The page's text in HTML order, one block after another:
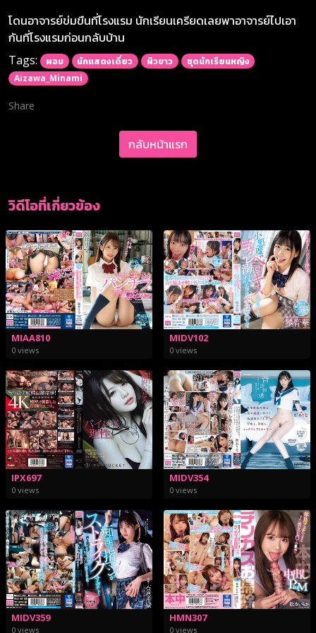
โดนอาจารย์ข่มขืนที่โรงแรม นักเรียนเครียดเลยพาอาจารย์ไปเอา
กันที่โรงแรมก่อนกลับบ้าน
Tags:
ผอม นักแสดงเดี่ยว ผิวขาว
ชุดนักเรียนหญิง
Aizawa_Minami
Share
กลับหน้าแรก
วิดีโอที่เกี่ยวข้อง
MIAA810
0 views
MIDV102
0 views
IPX697
0 views
MIDV354
0 views
MIDV359
0 views
HMN307
0 views